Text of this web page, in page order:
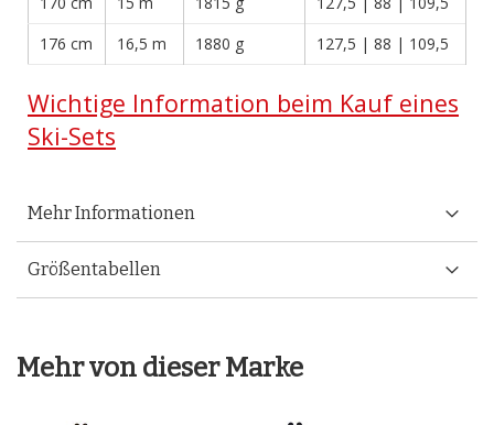
176 cm
16,5 m 1880 g 127,5 | 88 | 109,5
Wichtige Information beim Kauf eines
Ski-Sets
Mehr Informationen
Größentabellen
Mehr von dieser Marke